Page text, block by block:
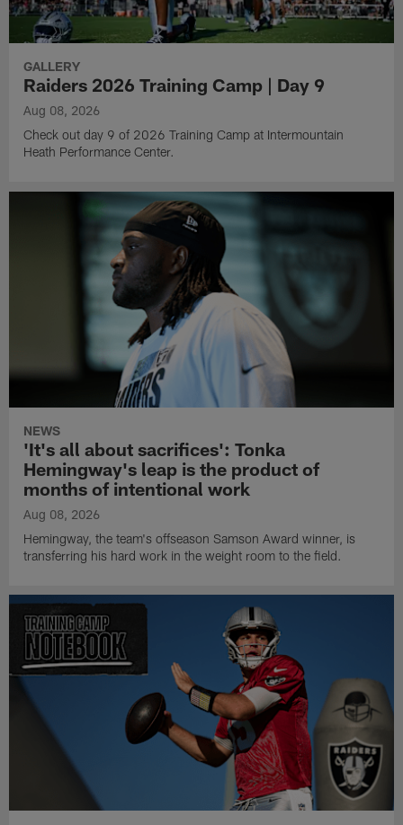
GALLERY
Raiders 2026 Training Camp | Day 9
Aug 08, 2026
Check out day 9 of 2026 Training Camp at Intermountain
Heath Performance Center.
NEWS
'It's all about sacrifices': Tonka
Hemingway's leap is the product of
months of intentional work
Aug 08, 2026
Hemingway, the team's offseason Samson Award winner, is
transferring his hard work in the weight room to the field.